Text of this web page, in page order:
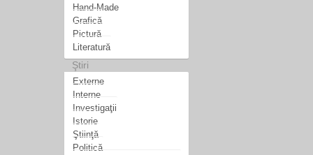
Hand-Made
Grafică
Pictură
Literatură
Ştiri
Externe
Interne
Investigaţii
Istorie
Ştiinţă
Politică